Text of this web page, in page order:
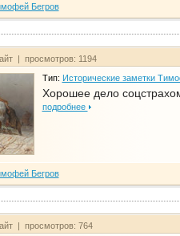
Бегров
| просмотров: 1194
Тип: Исторические заметки
Хорошее дело
подробнее
Бегров
| просмотров: 764